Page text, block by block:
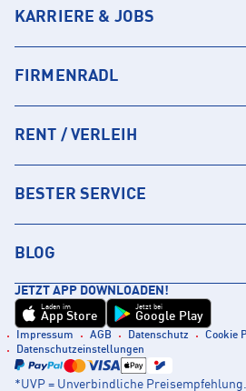
KARRIERE & JOBS
FIRMENRADL
RENT / VERLEIH
BESTER SERVICE
BLOG
JETZT APP DOWNLOADEN!
Laden im
App Store
Jetzt bei
Google Play
Impressum AGB Datenschutz
Cookie
Datenschutzeinstellungen
*UVP = Unverbindliche